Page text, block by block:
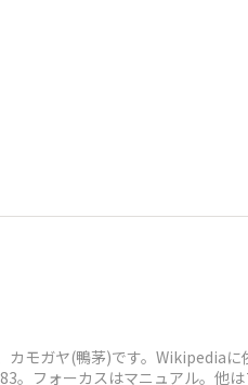
モガヤ(鴨茅)です。Wikipedia
。フォーカスはマニュアル。他は